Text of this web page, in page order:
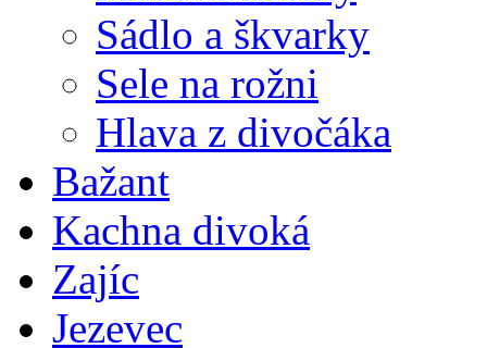
Sádlo a škvarky
Sele na rožni
Hlava z divočáka
Bažant
Kachna divoká
Zajíc
Jezevec